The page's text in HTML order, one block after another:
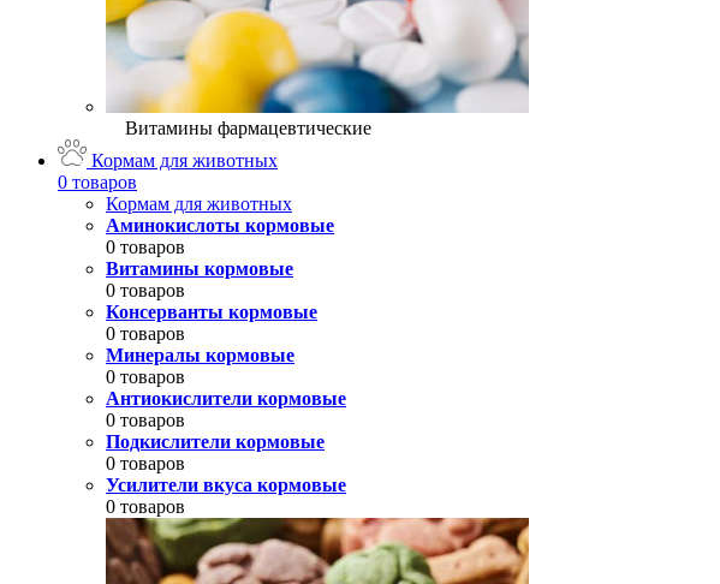
Витамины фармацевтические
Кормам для животных
0 товаров
Кормам для животных
Аминокислоты кормовые
0 товаров
Витамины кормовые
0 товаров
Консерванты кормовые
0 товаров
Минералы кормовые
0 товаров
Антиокислители кормовые
0 товаров
Подкислители кормовые
0 товаров
Усилители вкуса кормовые
0 товаров